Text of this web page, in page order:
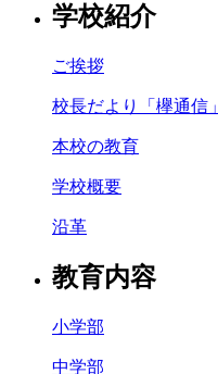
学校紹介
ご挨拶
校長だより「欅通信」
本校の教育
学校概要
沿革
教育内容
小学部
中学部